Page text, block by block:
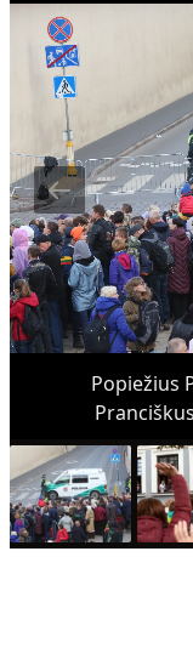
Popiežius